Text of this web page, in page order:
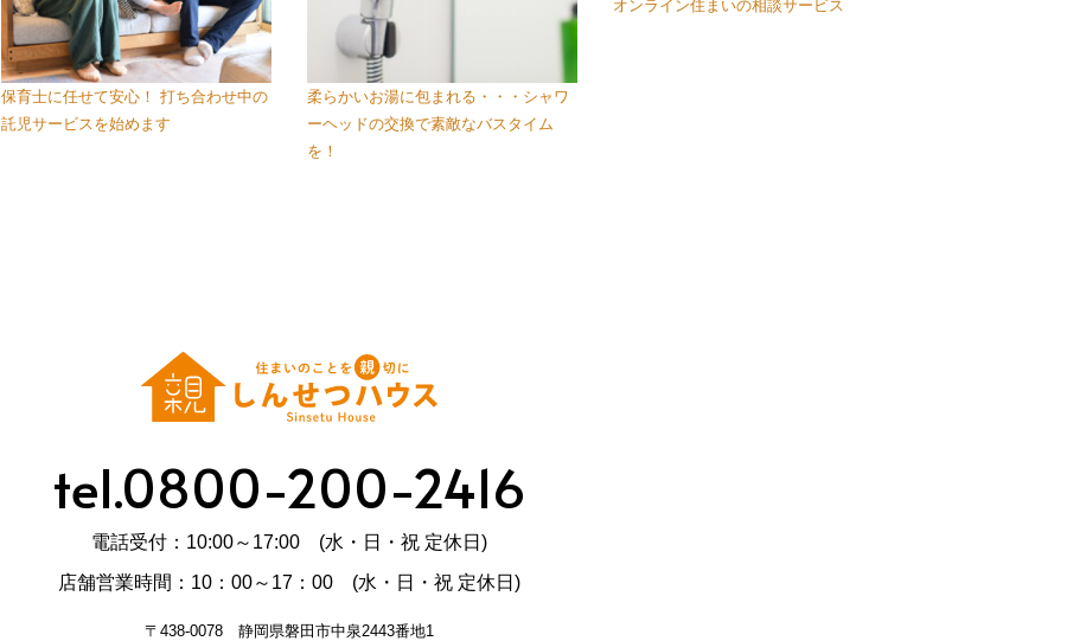
保育士に任せて安心！ 打ち合わせ中の
託児サービスを始めます
柔らかいお湯に包まれる・・・シャワ
ーヘッドの交換で素敵なバスタイム
を！
オンライン住まいの相談サービス
tel.0800-200-2416
電話受付：10:00～17:00 (水・日・祝 定休日)
店舗営業時間：10：00～17：00 (水・日・祝 定休日)
〒438-0078 静岡県磐田市中泉2443番地1